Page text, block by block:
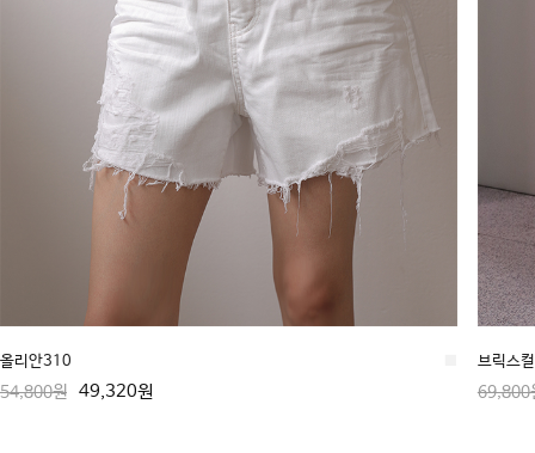
올리안310
54,800원 49,320원
브릭스
69,800